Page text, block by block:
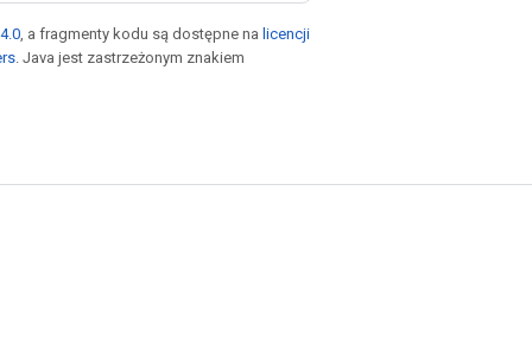
, a fragmenty kodu są dostępne na licencji
. Java jest zastrzeżonym znakiem